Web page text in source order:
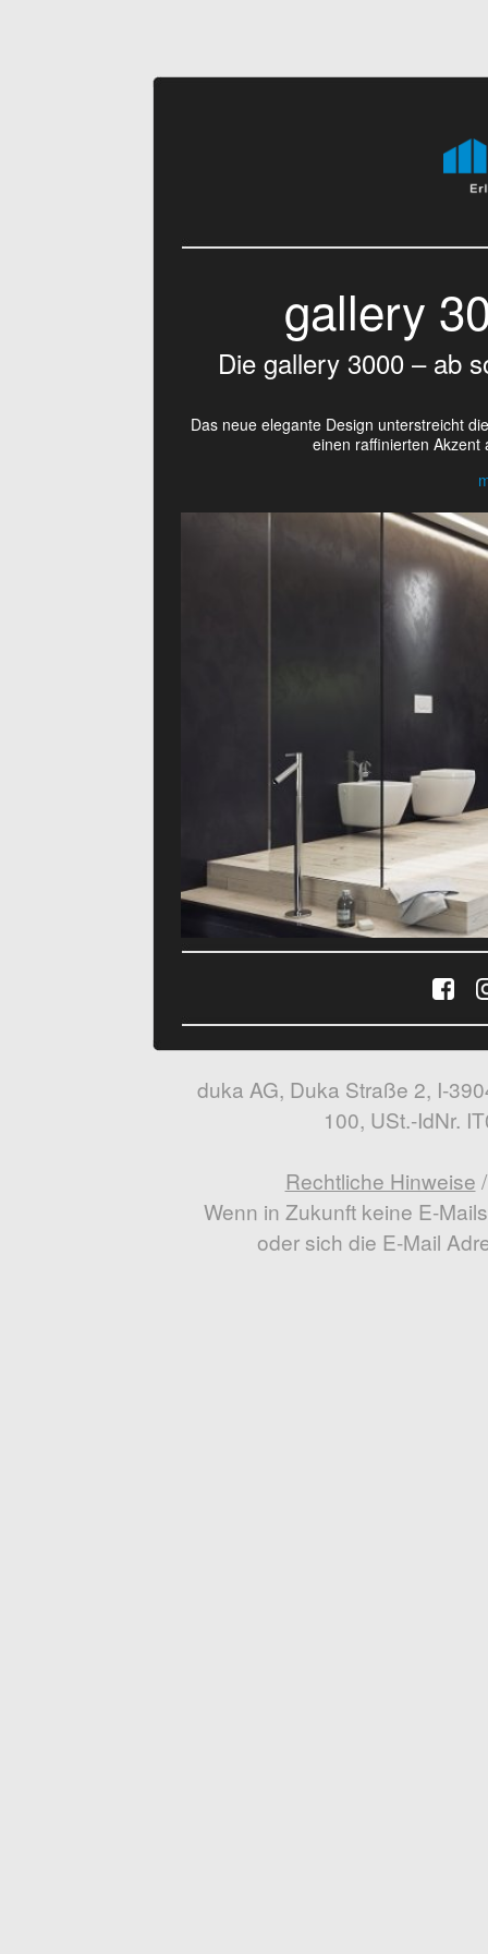
gallery
Die gallery 3000 – ab
Das neue elegante Design unterstreicht
einen raffinierten Akzent
duka AG, Duka Straße 2, I-
100, USt.-IdNr.
Rechtliche Hinweise
Wenn in Zukunft keine E-
oder sich die E-Mail